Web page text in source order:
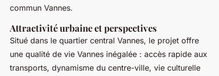
commun Vannes.
Attractivité urbaine et perspectives
Situé dans le quartier central Vannes, le projet offre
une qualité de vie Vannes inégalée : accès rapide aux
transports, dynamisme du centre-ville, vie culturelle